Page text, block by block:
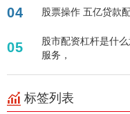
04 股票操作 五亿贷款
05
股市配资杠杆是什
服务，
标签列表